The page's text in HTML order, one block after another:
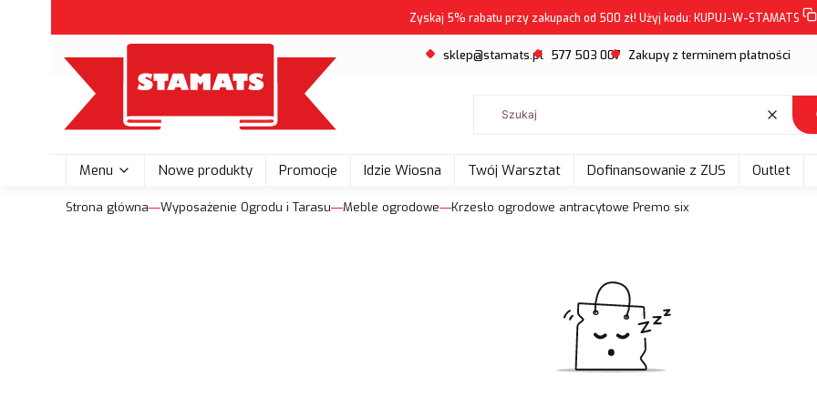
Zyskaj 5% rabatu przy zakupach od 500 zł! Użyj kodu: KUPUJ-W-STAMATS
sklep@stamats.pl 577 503 007 Zakupy z terminem płatności
Wyczyść
Menu Nowe produkty Promocje Idzie Wiosna Twój Warsztat Dofinansowanie z ZUS Outlet
Strona główna Wyposażenie Ogrodu i Tarasu Meble ogrodowe Krzesło ogrodowe antracytowe Premo six